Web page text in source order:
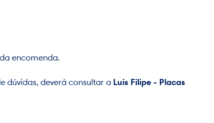
encomenda.
dúvidas, deverá consultar a Luis Filipe - Placas